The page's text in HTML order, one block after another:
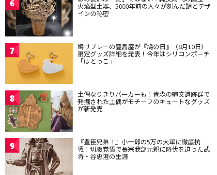
6 火焔型土器、5000年前の人々が刻んだ謎とデザ
インの秘密
7 鳩サブレーの豊島屋が『鳩の日』（8月10日）
限定グッズ詳細を発表！今年はシリコンポーチ
「はとっこ」
8 土偶なりきりパーカーも！青森の縄文遺跡群で
発掘された土偶がモチーフのキュートなグッズ
が新発売
9 『豊臣兄弟！』小一郎の5万の大軍に徹底抗
戦！切腹覚悟で長宗我部元親に降伏を迫った武
将・谷忠澄の生涯